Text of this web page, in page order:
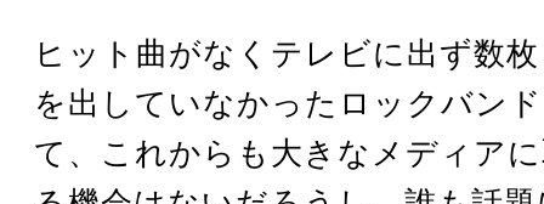
ヒット曲がなくテレビに出ず数
を出していなかったロックバン
て、これからも大きなメディア